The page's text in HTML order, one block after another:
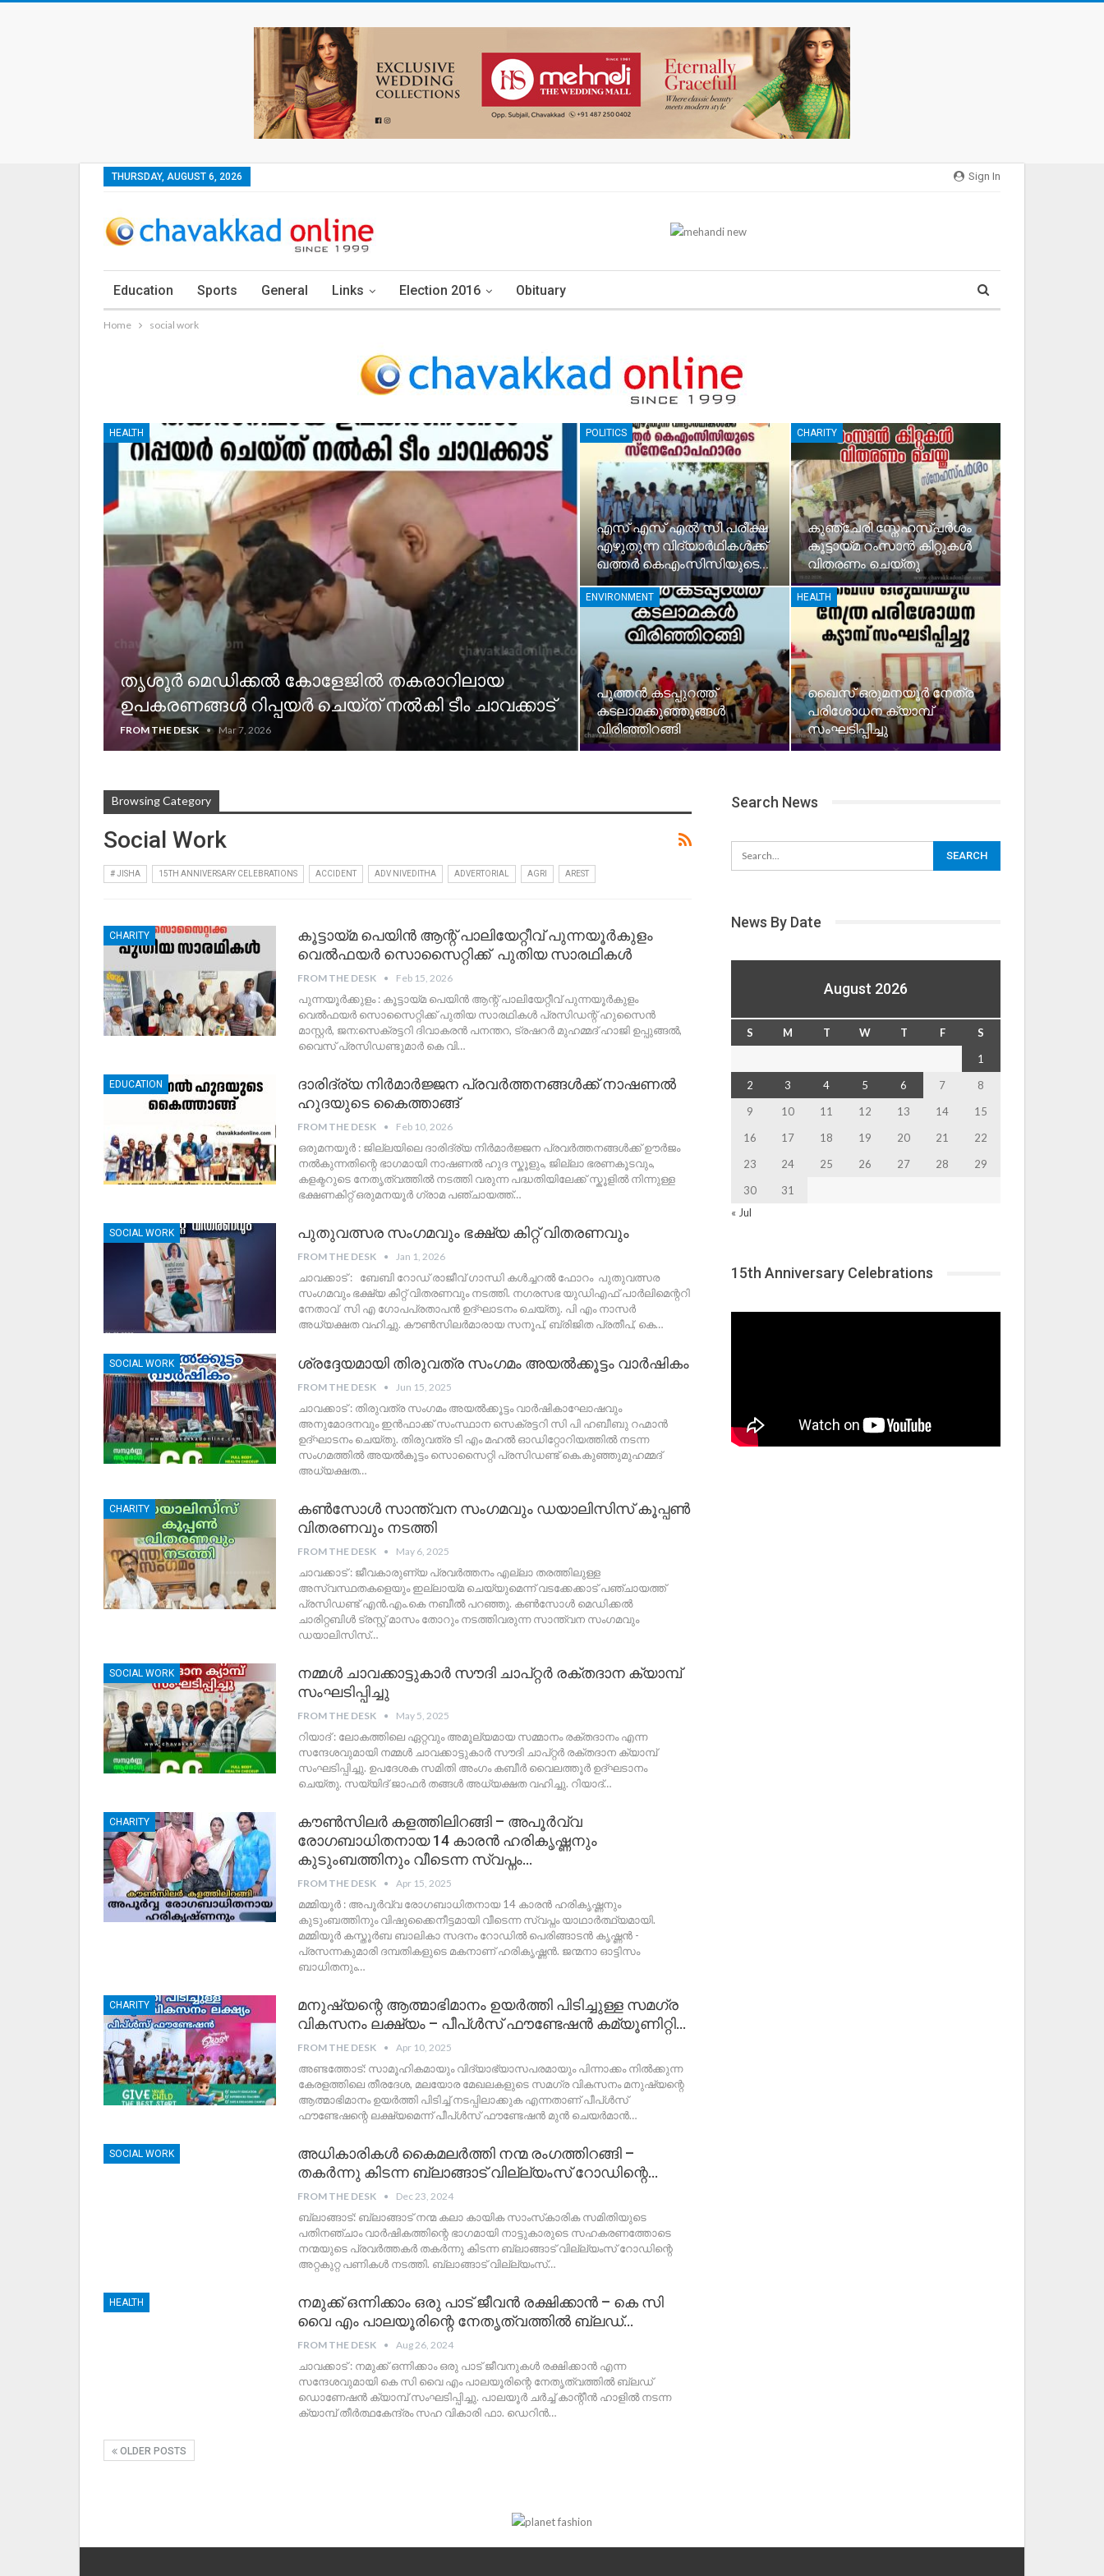
Sign In
THURSDAY, AUGUST 6, 2026
Education Sports General Links Election 2016 Obituary
Home social work
HEALTH
തൃശൂർ മെഡിക്കൽ കോളേജിൽ തകരാറിലായ
ഉപകരണങ്ങൾ റിപ്പയർ ചെയ്ത് നൽകി ടീം ചാവക്കാട്
FROM THE DESK Mar 7, 2026
POLITICS
എസ് എസ് എൽ സി പരീക്ഷ
എഴുതുന്ന വിദ്യാർഥികൾക്ക്
ഖത്തർ കെഎംസിസിയുടെ…
CHARITY
കുഞ്ചേരി സ്നേഹസ്പർശം
കൂട്ടായ്മ റംസാൻ കിറ്റുകൾ
വിതരണം ചെയ്തു
ENVIRONMENT
പുത്തൻ കടപ്പുറത്ത്
കടലാമക്കുഞ്ഞുങ്ങൾ
വിരിഞ്ഞിറങ്ങി
HEALTH
ഖൈസ് ഒരുമനയൂർ നേത്ര
പരിശോധന ക്യാമ്പ്
സംഘടിപ്പിച്ചു
Browsing Category
Social Work
# JISHA 15TH ANNIVERSARY CELEBRATIONS ACCIDENT ADV NIVEDITHA ADVERTORIAL AGRI AREST
CHARITY
കൂട്ടായ്മ പെയിൻ ആന്റ് പാലിയേറ്റീവ് പുന്നയൂർകുളം
വെൽഫയർ സൊസൈറ്റിക്ക് പുതിയ സാരഥികൾ
FROM THE DESK Feb 15, 2026
പുന്നയൂർക്കുളം : കൂട്ടായ്മ പെയിൻ ആന്റ് പാലിയേറ്റീവ് പുന്നയൂർകുളം
വെൽഫയർ സൊസൈറ്റിക്ക് പുതിയ സാരഥികൾ പ്രസിഡന്റ്‌ ഹുസൈൻ
മാസ്റ്റർ, ജന:സെക്രട്ടറി ദിവാകരൻ പനന്തറ, ട്രഷറർ മുഹമ്മദ് ഹാജി ഉപ്പുങ്ങൽ,
വൈസ് പ്രസിഡണ്ടുമാർ കെ വി…
EDUCATION
ദാരിദ്ര്യ നിർമാർജ്ജന പ്രവർത്തനങ്ങൾക്ക് നാഷണൽ
ഹുദയുടെ കൈത്താങ്ങ്
FROM THE DESK Feb 10, 2026
ഒരുമനയൂർ : ജില്ലയിലെ ദാരിദ്ര്യ നിർമാർജ്ജന പ്രവർത്തനങ്ങൾക്ക് ഊർജം
നൽകുന്നതിന്റെ ഭാഗമായി നാഷണൽ ഹുദ സ്കൂളും, ജില്ലാ ഭരണകൂടവും,
കളക്ടറുടെ നേതൃത്വത്തിൽ നടത്തി വരുന്ന പദ്ധതിയിലേക്ക് സ്കൂളിൽ നിന്നുള്ള
ഭക്ഷണകിറ്റ് ഒരുമനയൂർ ഗ്രാമ പഞ്ചായത്ത്‌…
SOCIAL WORK പുതുവത്സര സംഗമവും ഭക്ഷ്യ കിറ്റ് വിതരണവും
FROM THE DESK Jan 1, 2026
ചാവക്കാട് : ബേബി റോഡ് രാജീവ്‌ ഗാന്ധി കൾച്ചറൽ ഫോറം പുതുവത്സര
സംഗമവും ഭക്ഷ്യ കിറ്റ് വിതരണവും നടത്തി. നഗരസഭ യുഡിഎഫ് പാർലിമെന്ററി
നേതാവ് സി എ ഗോപപ്രതാപൻ ഉദ്ഘാടനം ചെയ്തു. പി എം നാസർ
അധ്യക്ഷത വഹിച്ചു. കൗൺസിലർമാരായ സനൂപ്, ബ്രിജിത പ്രതീപ്, കെ…
SOCIAL WORK ശ്രദ്ദേയമായി തിരുവത്ര സംഗമം അയൽക്കൂട്ടം വാർഷികം
FROM THE DESK Jun 15, 2025
ചാവക്കാട് : തിരുവത്ര സംഗമം അയൽക്കൂട്ടം വാർഷികാഘോഷവും
അനുമോദനവും ഇൻഫാക്ക് സംസ്ഥാന സെക്രട്ടറി സി പി ഹബീബു റഹ്മാൻ
ഉദ്ഘാടനം ചെയ്തു. തിരുവത്ര ടി എം മഹൽ ഓഡിറ്റോറിയത്തിൽ നടന്ന
സംഗമത്തിൽ അയൽകൂട്ടം സൊസൈറ്റി പ്രസിഡണ്ട് കെ.കുഞ്ഞുമുഹമ്മദ്
അധ്യക്ഷത…
CHARITY
കൺസോൾ സാന്ത്വന സംഗമവും ഡയാലിസിസ് കൂപ്പൺ
വിതരണവും നടത്തി
FROM THE DESK May 6, 2025
ചാവക്കാട് : ജീവകാരുണ്യ പ്രവർത്തനം എല്ലാ തരത്തിലുള്ള
അസ്വസ്ഥതകളെയും ഇല്ലായ്മ ചെയ്യുമെന്ന് വടക്കേക്കാട് പഞ്ചായത്ത്
പ്രസിഡണ്ട് എൻ.എം.കെ നബീൽ പറഞ്ഞു. കൺസോൾ മെഡിക്കൽ
ചാരിറ്റബിൾ ട്രസ്റ്റ് മാസം തോറും നടത്തിവരുന്ന സാന്ത്വന സംഗമവും
ഡയാലിസിസ്…
SOCIAL WORK
നമ്മൾ ചാവക്കാട്ടുകാർ സൗദി ചാപ്റ്റർ രക്തദാന ക്യാമ്പ്
സംഘടിപ്പിച്ചു
FROM THE DESK May 5, 2025
റിയാദ് : ലോകത്തിലെ ഏറ്റവും അമൂല്യമായ സമ്മാനം രക്തദാനം എന്ന
സന്ദേശവുമായി നമ്മൾ ചാവക്കാട്ടുകാർ സൗദി ചാപ്റ്റർ രക്തദാന ക്യാമ്പ്
സംഘടിപ്പിച്ചു. ഉപദേശക സമിതി അംഗം കബീർ വൈലത്തൂർ ഉദ്ഘടാനം
ചെയ്തു. സയ്യിദ് ജാഫർ തങ്ങൾ അധ്യക്ഷത വഹിച്ചു. റിയാദ്…
CHARITY
കൗൺസിലർ കളത്തിലിറങ്ങി – അപൂർവ്വ
രോഗബാധിതനായ 14 കാരൻ ഹരികൃഷ്ണനും
കുടുംബത്തിനും വീടെന്ന സ്വപ്നം…
FROM THE DESK Apr 15, 2025
മമ്മിയൂർ : അപൂർവ്വ രോഗബാധിതനായ 14 കാരൻ ഹരികൃഷ്ണനും
കുടുംബത്തിനും വിഷുക്കൈനീട്ടമായി വീടെന്ന സ്വപ്നം യാഥാർത്ഥ്യമായി.
മമ്മിയൂർ കസ്തൂർബ ബാലികാ സദനം റോഡിൽ പെരിങ്ങാടൻ കൃഷ്ണൻ -
പ്രസന്നകുമാരി ദമ്പതികളുടെ മകനാണ് ഹരികൃഷ്ണൻ. ജന്മനാ ഓട്ടിസം
ബാധിതനും…
CHARITY
മനുഷ്യന്റെ ആത്മാഭിമാനം ഉയർത്തി പിടിച്ചുള്ള സമഗ്ര
വികസനം ലക്ഷ്യം – പീപ്ൾസ് ഫൗണ്ടേഷൻ കമ്യൂണിറ്റി…
FROM THE DESK Apr 10, 2025
അണ്ടത്തോട്: സാമൂഹികമായും വിദ്യാഭ്യാസപരമായും പിന്നാക്കം നിൽക്കുന്ന
കേരളത്തിലെ തീരദേശ, മലയോര മേഖലകളുടെ സമഗ്ര വികസനം മനുഷ്യന്റെ
ആത്മാഭിമാനം ഉയർത്തി പിടിച്ച് നടപ്പിലാക്കുക എന്നതാണ് പീപ്ൾസ്
ഫൗണ്ടേഷന്റെ ലക്ഷ്യമെന്ന് പീപ്ൾസ് ഫൗണ്ടേഷൻ മുൻ ചെയർമാൻ…
SOCIAL WORK
അധികാരികൾ കൈമലർത്തി നന്മ രംഗത്തിറങ്ങി –
തകർന്നു കിടന്ന ബ്ലാങ്ങാട് വില്ല്യംസ് റോഡിന്റെ…
FROM THE DESK Dec 23, 2024
ബ്ലാങ്ങാട്: ബ്ലാങ്ങാട് നന്മ കലാ കായിക സാംസ്‌കാരിക സമിതിയുടെ
പതിനഞ്ചാം വാർഷികത്തിന്റെ ഭാഗമായി നാട്ടുകാരുടെ സഹകരണത്തോടെ
നന്മയുടെ പ്രവർത്തകർ തകർന്നു കിടന്ന ബ്ലാങ്ങാട് വില്ല്യംസ് റോഡിന്റെ
അറ്റകുറ്റ പണികൾ നടത്തി. ബ്ലാങ്ങാട് വില്ല്യംസ്…
HEALTH
നമുക്ക് ഒന്നിക്കാം ഒരു പാട് ജീവൻ രക്ഷിക്കാൻ – കെ സി
വൈ എം പാലയൂരിന്റെ നേതൃത്വത്തിൽ ബ്ലഡ്…
FROM THE DESK Aug 26, 2024
ചാവക്കാട് : നമുക്ക് ഒന്നിക്കാം ഒരു പാട് ജീവനുകൾ രക്ഷിക്കാൻ എന്ന
സന്ദേശവുമായി കെ സി വൈ എം പാലയൂരിന്റെ നേതൃത്വത്തിൽ ബ്ലഡ്
ഡൊണേഷൻ ക്യാമ്പ് സംഘടിപ്പിച്ചു. പാലയൂർ ചർച്ച്‌ കാന്റീൻ ഹാളിൽ നടന്ന
ക്യാമ്പ് തീർത്ഥകേന്ദ്രം സഹ വികാരി ഫാ. ഡെറിൻ…
OLDER POSTS
Search News
News By Date
August 2026
S M T W T F
S
1
2
3 4 5 6 7
8
9
10 11 12 13 14
15
16
17 18 19 20 21
22
23
24 25 26 27 28
29
30
31
« Jul
15th Anniversary Celebrations